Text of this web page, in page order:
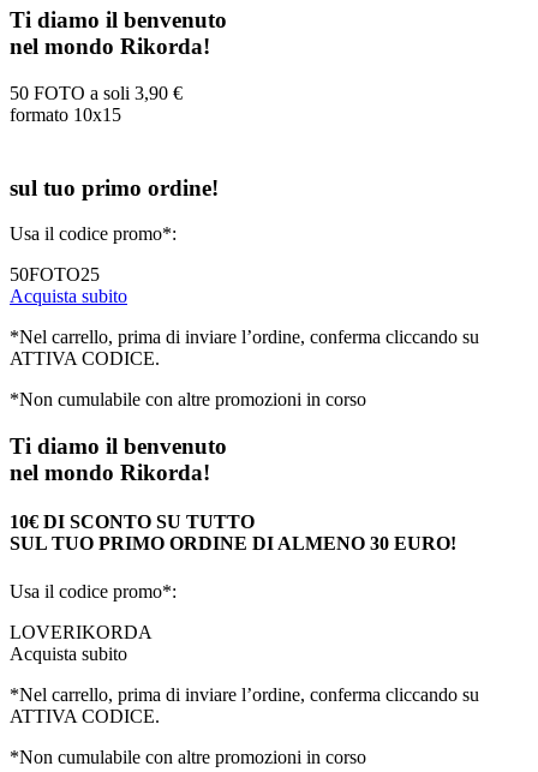
Ti diamo il benvenuto
nel mondo Rikorda!
50 FOTO a soli 3,90 €
formato 10x15
sul tuo primo ordine!
Usa il codice promo*:
50FOTO25
Acquista subito
*Nel carrello, prima di inviare l’ordine, conferma cliccando su
ATTIVA CODICE.
*Non cumulabile con altre promozioni in corso
Ti diamo il benvenuto
nel mondo Rikorda!
10€ DI SCONTO SU TUTTO
SUL TUO PRIMO ORDINE DI ALMENO 30 EURO!
Usa il codice promo*:
LOVERIKORDA
Acquista subito
*Nel carrello, prima di inviare l’ordine, conferma cliccando su
ATTIVA CODICE.
*Non cumulabile con altre promozioni in corso